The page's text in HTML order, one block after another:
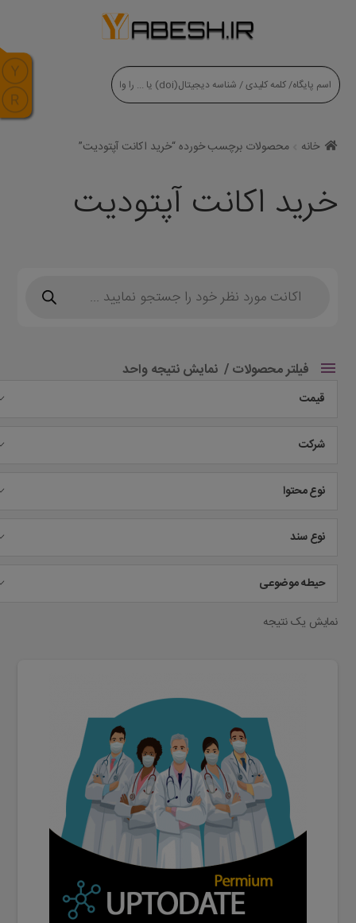
خانه محصولات برچسب خورده “خرید اکانت آپتودیت”
خرید اکانت آپتودیت
search
فیلتر محصولات نمایش نتیجه واحد
قیمت
شرکت
نوع محتوا
نوع سند
حیطه موضوعی
نمایش یک نتیجه
مختلفی
باشد.
گزینه
ها
modal-check